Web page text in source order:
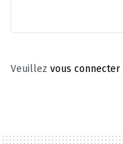
Veuillez vous connecter